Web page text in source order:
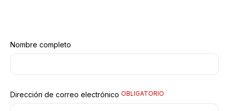
Nombre completo
Dirección de correo electrónico OBLIGATORIO